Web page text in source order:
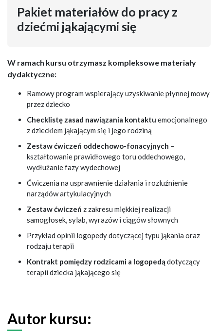
Pakiet materiałów do pracy z
dziećmi jąkającymi się
W ramach kursu otrzymasz kompleksowe materiały
dydaktyczne:
Ramowy program wspierający uzyskiwanie płynnej mowy
przez dziecko
Checklistę zasad nawiązania kontaktu emocjonalnego
z dzieckiem jąkającym się i jego rodziną
Zestaw ćwiczeń oddechowo-fonacyjnych –
kształtowanie prawidłowego toru oddechowego,
wydłużanie fazy wydechowej
Ćwiczenia na usprawnienie działania i rozluźnienie
narządów artykulacyjnych
Zestaw ćwiczeń z zakresu miękkiej realizacji
samogłosek, sylab, wyrazów i ciągów słownych
Przykład opinii logopedy dotyczącej typu jąkania oraz
rodzaju terapii
Kontrakt pomiędzy rodzicami a logopedą dotyczący
terapii dziecka jąkającego się
Autor kursu: